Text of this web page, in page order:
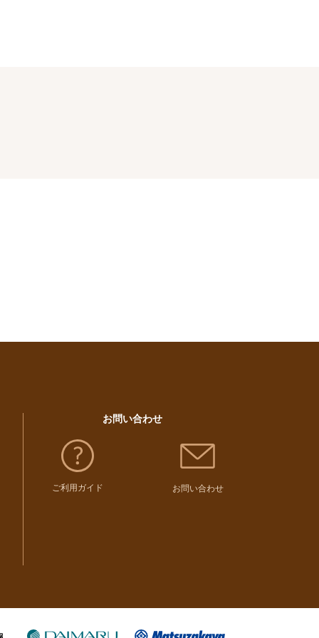
お問い合わせ
ご利用ガイド お問い合わせ